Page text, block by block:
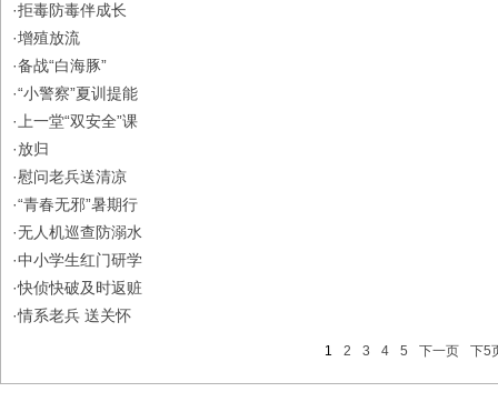
·拒毒防毒伴成长
·增殖放流
·备战“白海豚”
·“小警察”夏训提能
· 上一堂“双安全”课
·放归
·慰问老兵送清凉
·“青春无邪”暑期行
·无人机巡查防溺水
·中小学生红门研学
·快侦快破及时返赃
·情系老兵 送关怀
1 2 3 4 5 下一页 下5